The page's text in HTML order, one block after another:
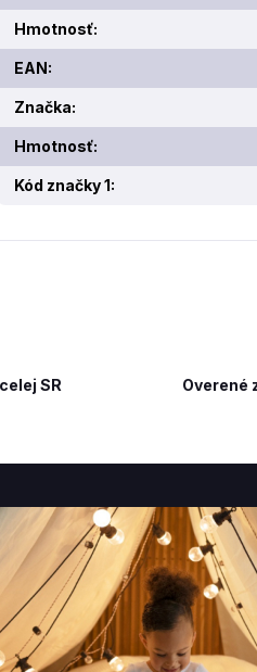
Hmotnosť:
EAN:
Značka:
Hmotnosť:
Kód značky 1:
Overené
SR